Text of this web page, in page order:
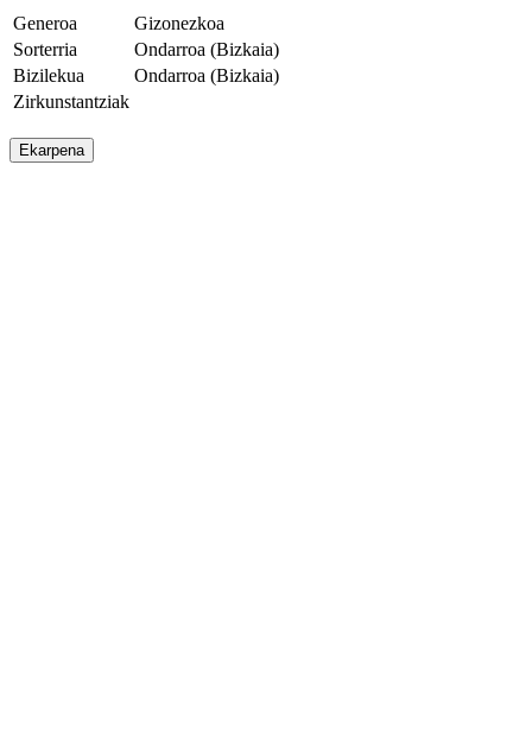
Generoa
Gizonezkoa
Sorterria
Ondarroa (Bizkaia)
Bizilekua
Ondarroa (Bizkaia)
Zirkunstantziak